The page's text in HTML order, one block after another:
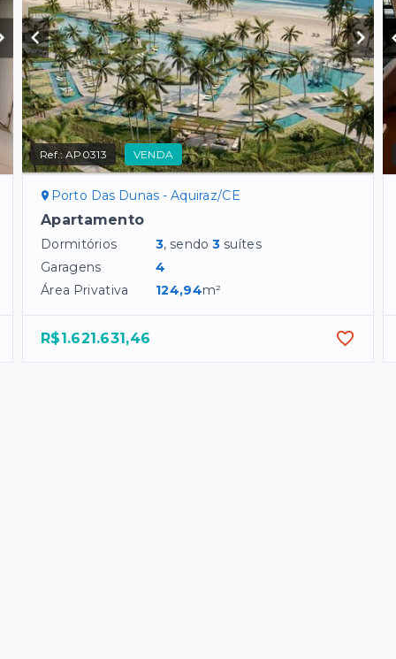
Ref.:AP0313 VENDA
Porto Das Dunas - Aquiraz/CE
Apartamento
Dormitórios 3, sendo3 suítes
Garagens
4
Área Privativa
124,94m²
R$1.621.631,46